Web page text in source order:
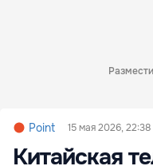
Point 15 мая 2026, 22:38
Китайская